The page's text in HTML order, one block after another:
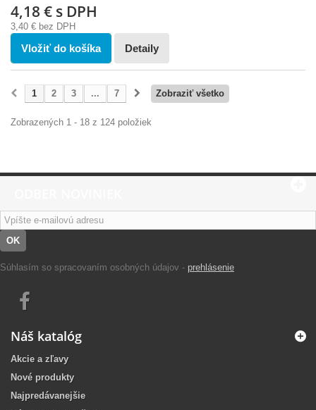
4,18 € s DPH
3,40 € bez DPH
Vložiť do košíka Detaily
Zobraziť všetko
1 2 3 ... 7
Zobrazených 1 - 18 z 124 položiek
OK
Súhlasím so spracovaním osobných údajov - prehlásenie
Náš katalóg
Akcie a zľavy
Nové produkty
Najpredávanejšie